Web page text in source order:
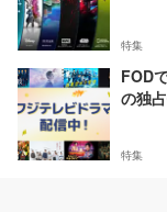
特集
FOD
の独
特集